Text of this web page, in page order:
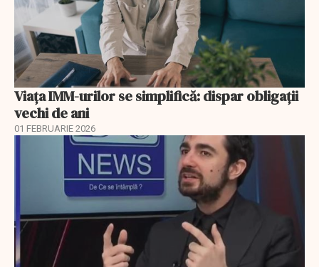
Viața IMM-urilor se simplifică: dispar obligații
vechi de ani
01 FEBRUARIE 2026
EXCLUSIV